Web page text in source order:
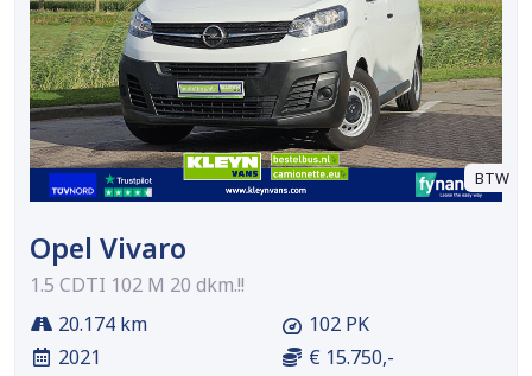
BTW
Opel Vivaro
1.5 CDTI 102 M 20 dkm.!!
20.174 km
2021
102 PK
€ 15.750,-